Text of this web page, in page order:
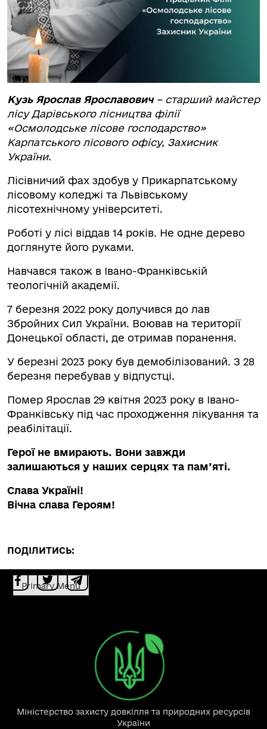
Кузь Ярослав Ярославович – старший майстер
лісу Дарівського лісництва філії
«Осмолодське лісове господарство»
Карпатського лісового офісу, Захисник
України.
Лісівничий фах здобув у Прикарпатському
лісовому коледжі та Львівському
лісотехнічному університеті.
Роботі у лісі віддав 14 років. Не одне дерево
доглянуте його руками.
Навчався також в Івано-Франківській
теологічній академії.
7 березня 2022 року долучився до лав
Збройних Сил України. Воював на території
Донецької області, де отримав поранення.
У березні 2023 року був демобілізований. З 28
березня перебував у відпустці.
Помер Ярослав 29 квітня 2023 року в Івано-
Франківську під час проходження лікування та
реабілітації.
Герої не вмирають. Вони завжди
залишаються у наших серцях та пам’яті.
Слава Україні!
Вічна слава Героям!
ПОДІЛИТИСЬ:
Primary Menu
Міністерство захисту довкілля та природних ресурсів
України